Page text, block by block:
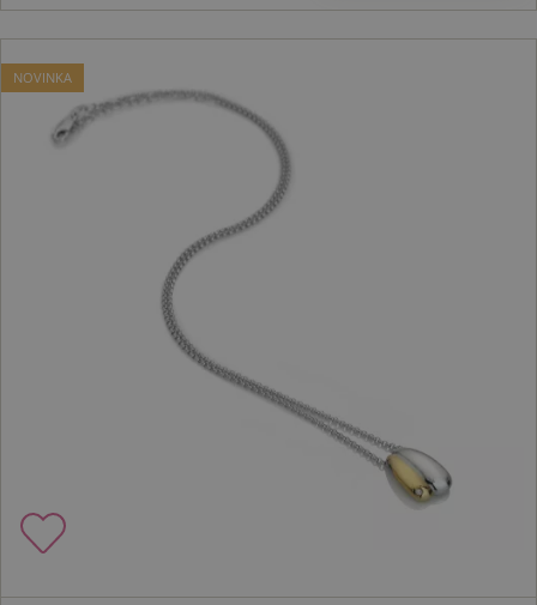
NOVINKA